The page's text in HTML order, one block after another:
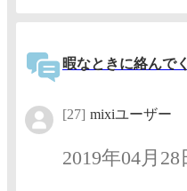
暇なときに絡んで
[27] mixiユーザー
2019年04月28